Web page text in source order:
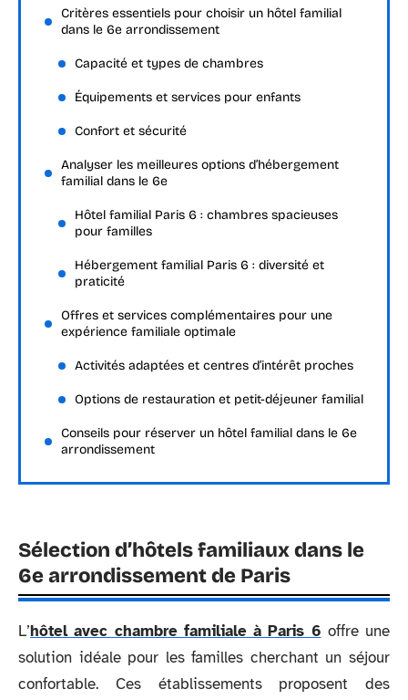
Critères essentiels pour choisir un hôtel familial
dans le 6e arrondissement
Capacité et types de chambres
Équipements et services pour enfants
Confort et sécurité
Analyser les meilleures options d’hébergement
familial dans le 6e
Hôtel familial Paris 6 : chambres spacieuses
pour familles
Hébergement familial Paris 6 : diversité et
praticité
Offres et services complémentaires pour une
expérience familiale optimale
Activités adaptées et centres d’intérêt proches
Options de restauration et petit-déjeuner familial
Conseils pour réserver un hôtel familial dans le 6e
arrondissement
Sélection d’hôtels familiaux dans le
6e arrondissement de Paris
L’hôtel avec chambre familiale à Paris 6 offre une
solution idéale pour les familles cherchant un séjour
confortable. Ces établissements proposent des